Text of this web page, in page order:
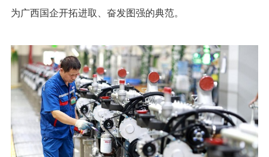
为广西国企开拓进取、奋发图强的典范。